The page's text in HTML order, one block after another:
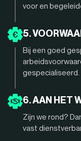
voor en
5.
Bij een goed
gespecialiseerd.
6. AAN HET
Zijn we rond?
vast